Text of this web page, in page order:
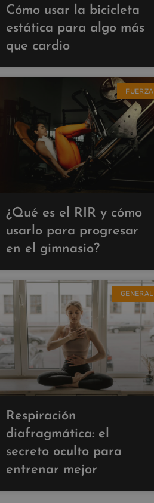
Cómo usar la bicicleta
estática para algo más
que cardio
FUERZA
¿Qué es el RIR y cómo
usarlo para progresar
en el gimnasio?
GENERAL
Respiración
diafragmática: el
secreto oculto para
entrenar mejor